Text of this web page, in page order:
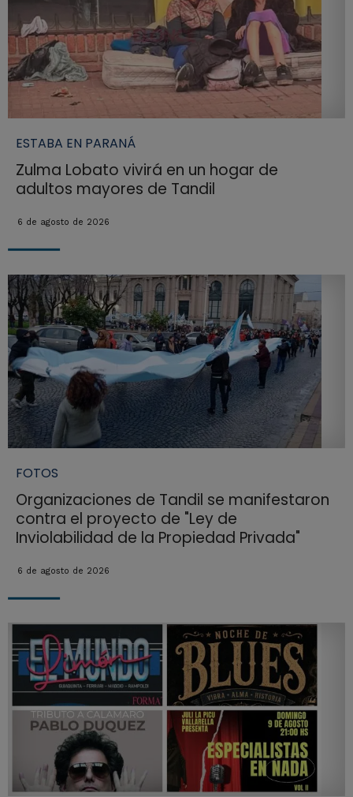
ESTABA EN PARANÁ
Zulma Lobato vivirá en un hogar de
adultos mayores de Tandil
6 de agosto de 2026
FOTOS
Organizaciones de Tandil se manifestaron
contra el proyecto de "Ley de
Inviolabilidad de la Propiedad Privada"
6 de agosto de 2026